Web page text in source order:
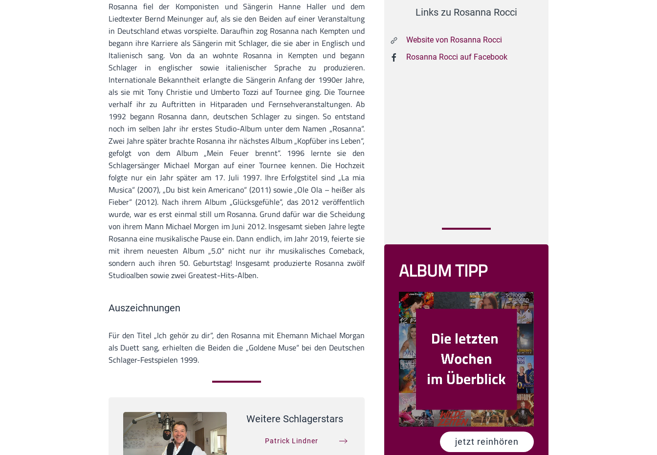
Rosanna fiel der Komponisten und Sängerin Hanne Haller und dem
Liedtexter Bernd Meinunger auf, als sie den Beiden auf einer Veranstaltung
in Deutschland etwas vorspielte. Daraufhin zog Rosanna nach Kempten und
begann ihre Karriere als Sängerin mit Schlager, die sie aber in Englisch und
Italienisch sang. Von da an wohnte Rosanna in Kempten und begann
Schlager in englischer sowie italienischer Sprache zu produzieren.
Internationale Bekanntheit erlangte die Sängerin Anfang der 1990er Jahre,
als sie mit Tony Christie und Umberto Tozzi auf Tournee ging. Die Tournee
verhalf ihr zu Auftritten in Hitparaden und Fernsehveranstaltungen. Ab
1992 begann Rosanna dann, deutschen Schlager zu singen. So entstand
noch im selben Jahr ihr erstes Studio-Album unter dem Namen „Rosanna“.
Zwei Jahre später brachte Rosanna ihr nächstes Album „Kopfüber ins Leben“,
gefolgt von dem Album „Mein Feuer brennt“. 1996 lernte sie den
Schlagersänger Michael Morgan auf einer Tournee kennen. Die Hochzeit
folgte nur ein Jahr später am 17. Juli 1997. Ihre Erfolgstitel sind „La mia
Musica“ (2007), „Du bist kein Americano“ (2011) sowie „Ole Ola – heißer als
Fieber“ (2012). Nach ihrem Album „Glücksgefühle“, das 2012 veröffentlich
wurde, war es erst einmal still um Rosanna. Grund dafür war die Scheidung
von ihrem Mann Michael Morgen im Juni 2012. Insgesamt sieben Jahre legte
Rosanna eine musikalische Pause ein. Dann endlich, im Jahr 2019, feierte sie
mit ihrem neuesten Album „5.0“ nicht nur ihr musikalisches Comeback,
sondern auch ihren 50. Geburtstag! Insgesamt produzierte Rosanna zwölf
Studioalben sowie zwei Greatest-Hits-Alben.
Auszeichnungen
Für den Titel „Ich gehör zu dir“, den Rosanna mit Ehemann Michael Morgan
als Duett sang, erhielten die Beiden die „Goldene Muse“ bei den Deutschen
Schlager-Festspielen 1999.
Weitere Schlagerstars
Patrick Lindner
Links zu Rosanna Rocci
Website von Rosanna Rocci
Rosanna Rocci auf Facebook
ALBUM TIPP
jetzt reinhören